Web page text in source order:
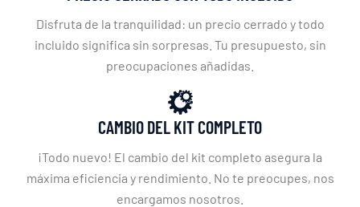
Disfruta de la tranquilidad: un precio cerrado y todo
incluido significa sin sorpresas. Tu presupuesto, sin
preocupaciones añadidas.
CAMBIO DEL KIT COMPLETO
¡Todo nuevo! El cambio del kit completo asegura la
máxima eficiencia y rendimiento. No te preocupes, nos
encargamos nosotros.